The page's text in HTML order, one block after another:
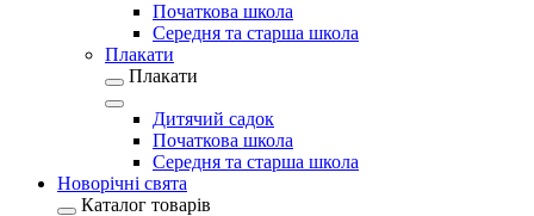
Початкова школа
Середня та старша школа
Плакати
Плакати
Дитячий садок
Початкова школа
Середня та старша школа
Новорічні свята
Каталог товарів